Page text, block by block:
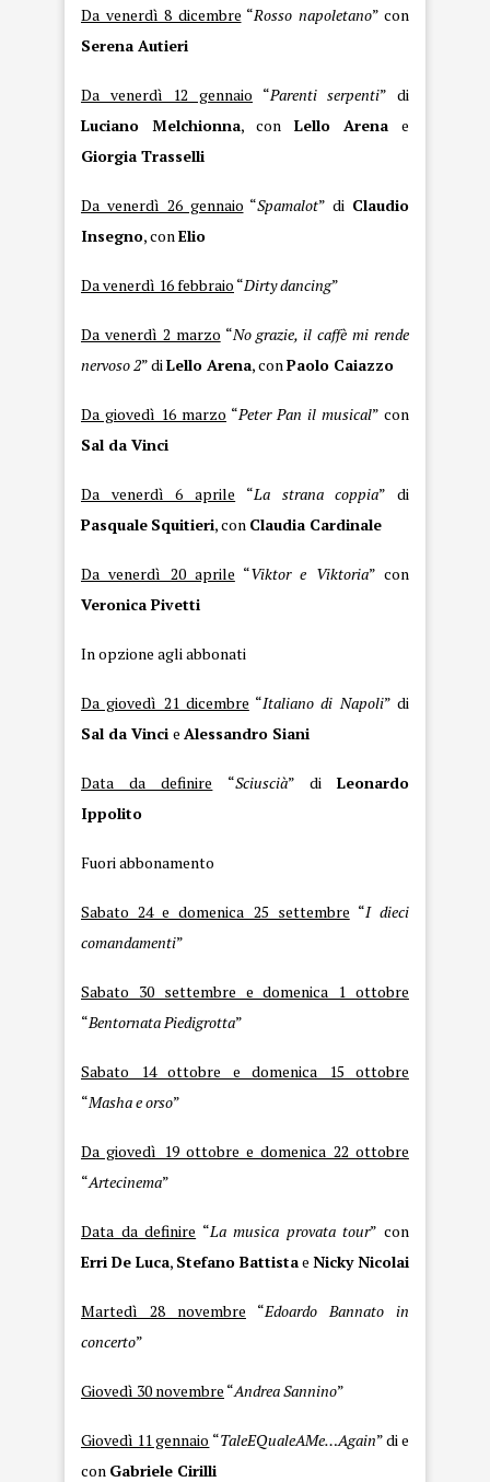
Da venerdì 8 dicembre “Rosso napoletano” con
Serena Autieri
Da venerdì 12 gennaio “Parenti serpenti” di
Luciano
Melchionna, con Lello Arena e
Giorgia Trasselli
Da venerdì 26 gennaio “Spamalot” di Claudio
Insegno, con Elio
Da venerdì 16 febbraio “Dirty dancing”
Da venerdì 2 marzo “No grazie, il caffè mi rende
nervoso 2” di Lello Arena, con Paolo Caiazzo
Da giovedì 16 marzo “Peter Pan il musical” con
Sal da Vinci
Da venerdì 6 aprile “La strana coppia” di
Pasquale Squitieri, con Claudia Cardinale
Da venerdì 20 aprile “Viktor e Viktoria” con
Veronica Pivetti
In opzione agli abbonati
Da giovedì 21 dicembre “Italiano di Napoli” di
Sal da Vinci e Alessandro Siani
Data da definire “Sciuscià” diLeonardo
Ippolito
Fuori abbonamento
Sabato 24 e domenica 25 settembre “I dieci
comandamenti”
Sabato 30 settembre e domenica 1 ottobre
“Bentornata Piedigrotta”
Sabato 14 ottobre e domenica 15 ottobre
“Masha e orso”
Da giovedì 19 ottobre e domenica 22 ottobre
“Artecinema”
Data da definire “La musica provata tour” con
Erri De Luca, Stefano Battistae Nicky Nicolai
Martedì 28 novembre “Edoardo Bannato in
concerto”
Giovedì 30 novembre “Andrea Sannino”
Giovedì 11 gennaio “TaleEQualeAMe…Again” di e
con Gabriele Cirilli